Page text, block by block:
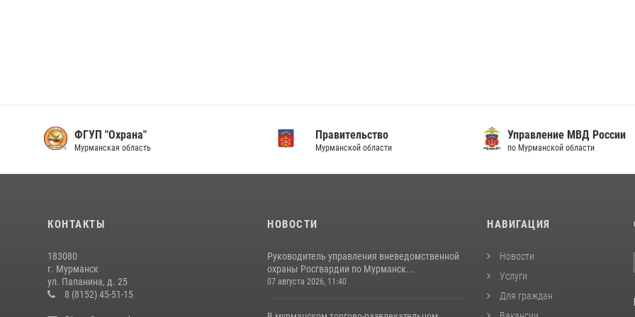
ФГУП "Охрана"
Мурманская область
Правительство
Мурманской области
Управление МВД России
по Мурманской области
КОНТАКТЫ
183080
г. Мурманск
ул. Папанина, д. 25
8 (8152) 45-51-15
НОВОСТИ
Руководитель управления вневедомственной
охраны Росгвардии по Мурманск...
07 августа 2026, 11:40
НАВИГАЦИЯ
Новости
Услуги
Для граждан